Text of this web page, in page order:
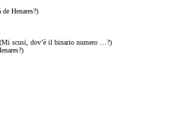
Henares?)
scusi, dov’è il binario numero …?)